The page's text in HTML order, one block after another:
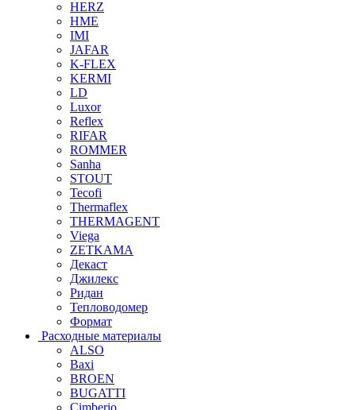
HERZ
HME
IMI
JAFAR
K-FLEX
KERMI
LD
Luxor
Reflex
RIFAR
ROMMER
Sanha
STOUT
Tecofi
Thermaflex
THERMAGENT
Viega
ZETKAMA
Декаст
Джилекс
Ридан
Тепловодомер
Формат
Расходные материалы
ALSO
Baxi
BROEN
BUGATTI
Cimberio